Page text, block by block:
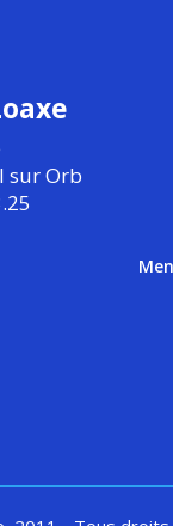
sur Orb